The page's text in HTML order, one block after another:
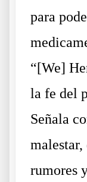
para
“[We]
la fe del
Señala
rumores